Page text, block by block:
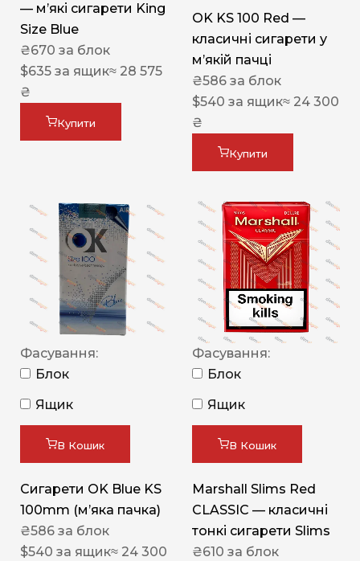
— м’які сигарети King
Size Blue
₴670 за блок
$635 за ящик≈ 28 575
₴
Купити
OK KS 100 Red —
класичні сигарети у
м’якій пачці
₴586 за блок
$540 за ящик≈ 24 300
₴
Купити
Фасування:
Блок
Ящик
В Кошик
Сигарети OK Blue KS
100mm (м’яка пачка)
₴586 за блок
$540 за ящик≈ 24 300
Фасування:
Блок
Ящик
В Кошик
Marshall Slims Red
CLASSIC — класичні
тонкі сигарети Slims
₴610 за блок